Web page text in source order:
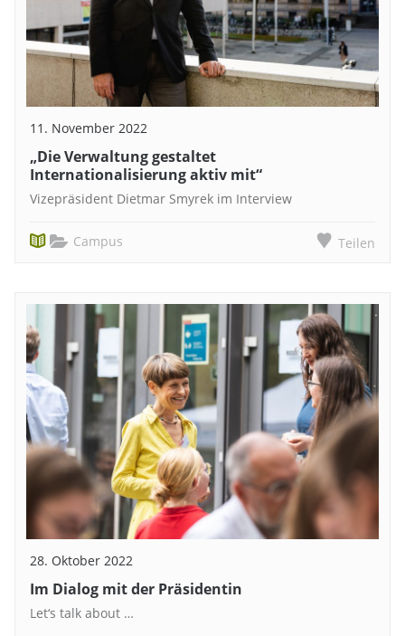
11. November 2022
„Die Verwaltung gestaltet
Internationalisierung aktiv mit“
Vizepräsident Dietmar Smyrek im Interview
Campus Teilen
28. Oktober 2022
Im Dialog mit der Präsidentin
Let‘s talk about …